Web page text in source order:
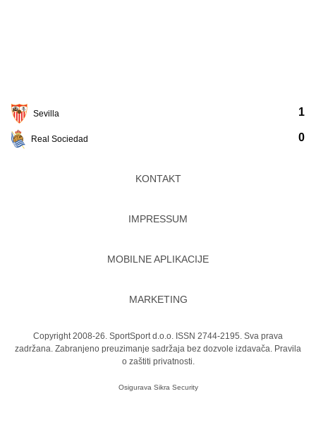
Sevilla
Real Sociedad
1
0
KONTAKT
IMPRESSUM
MOBILNE APLIKACIJE
MARKETING
Copyright 2008-26. SportSport d.o.o. ISSN 2744-2195. Sva prava
zadržana. Zabranjeno preuzimanje sadržaja bez dozvole izdavača. Pravila
o zaštiti privatnosti.
Osigurava Sikra Security